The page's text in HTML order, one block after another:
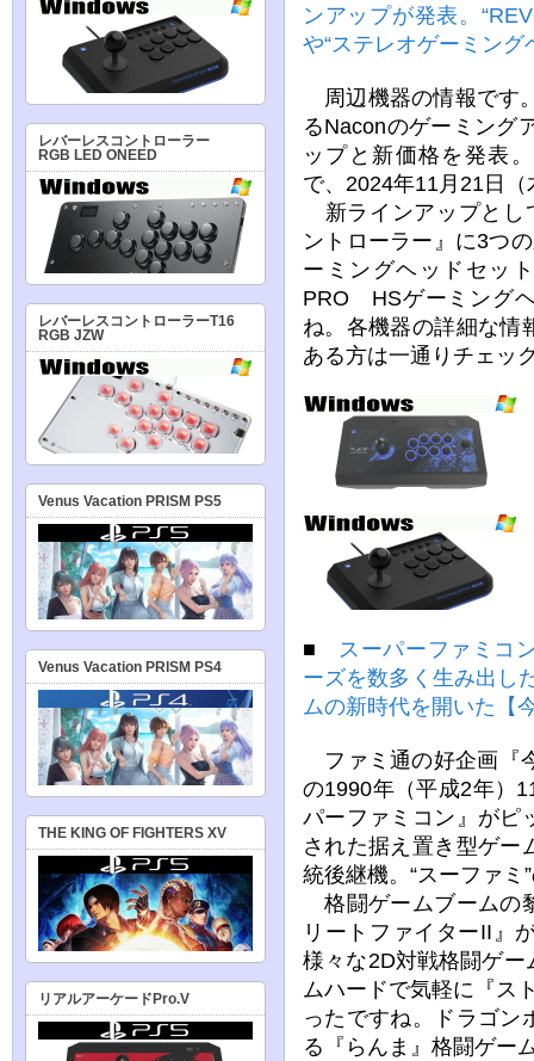
ンアップが発表。
や“ステレオゲーミン
周辺機器の情報です
るNaconのゲーミング
ップと新価格を発表
で、2024年11月21日
新ラインアップと
ントローラー』に3つ
ーミングヘッドセ
PRO HSゲーミング
ね。各機器の詳細な情
ある方は一通りチェッ
■ スーパーファミコ
ーズを数多く生み出し
ムの新時代を開いた【
ファミ通の好企画『
の1990年（平成2年）
パーファミコン』がピ
された据え置き型ゲー
統後継機。“スーファ
格闘ゲームブームの
リートファイターII』
様々な2D対戦格闘ゲ
ムハードで気軽に『ス
ったですね。ドラゴン
る『らんま』格闘ゲー
レバーレスコントローラー
RGB LED ONEED
レバーレスコントローラーT16
RGB JZW
Venus Vacation PRISM PS5
Venus Vacation PRISM PS4
THE KING OF FIGHTERS XV
リアルアーケードPro.V